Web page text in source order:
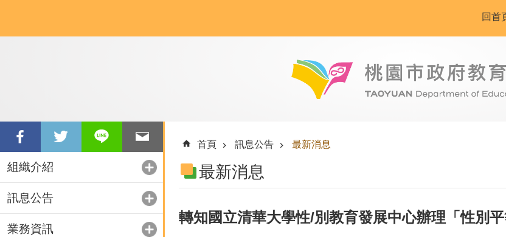
回首
組織介紹
訊息公告
業務資訊
首頁 訊息公告 最新消息
最新消息
轉知國立清華大學性/別教育發展中心辦理「性別